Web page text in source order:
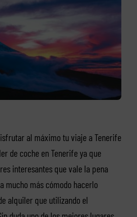
al máximo tu viaje a Tenerife
de coche en Tenerife ya que
interesantes que vale la pena
mucho más cómodo hacerlo
alquiler que utilizando el